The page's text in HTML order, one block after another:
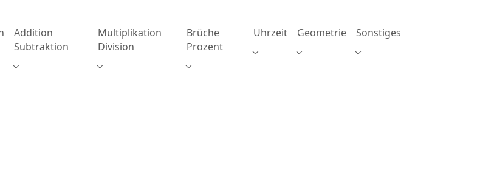
"Subtraktion"
Addition
Subtraktion
Submenu for "Addition Subtraktion"
Multiplikation
Division
Submenu for "Multiplikation Division"
Brüche
Prozent
Submenu for "Brüche Prozent"
Uhrzeit
Submenu for "Uhrzeit"
Geometrie
Submenu for "Geometrie"
Sonstiges
Submenu for "Sonstiges"